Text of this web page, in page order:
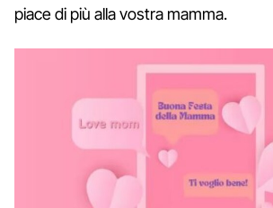
piace di più alla vostra mamma.